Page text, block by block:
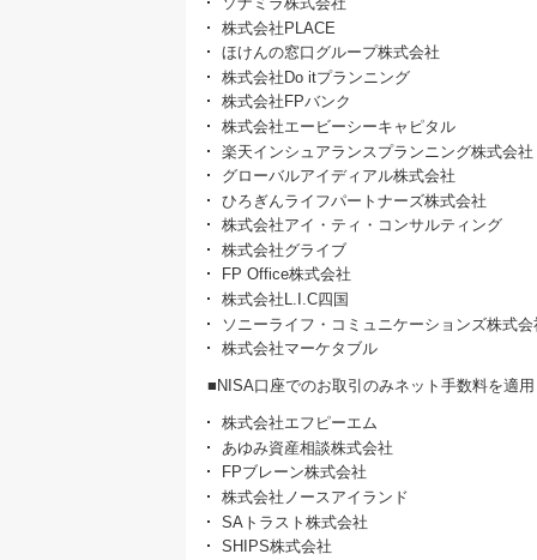
株式会社PLACE
ほけんの窓口グループ株式会社
株式会社Do itプランニング
株式会社FPバンク
株式会社エービーシーキャピタル
楽天インシュアランスプランニング株式会社
グローバルアイディアル株式会社
ひろぎんライフパートナーズ株式会社
株式会社アイ・ティ・コンサルティング
株式会社グライブ
FP Office株式会社
株式会社L.I.C四国
ソニーライフ・コミュニケーションズ株式会
株式会社マーケタブル
■NISA口座でのお取引のみネット手数料を適
株式会社エフピーエム
あゆみ資産相談株式会社
FPブレーン株式会社
株式会社ノースアイランド
SAトラスト株式会社
SHIPS株式会社